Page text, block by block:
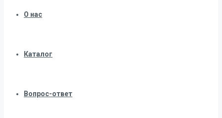
О нас
Каталог
Вопрос-ответ